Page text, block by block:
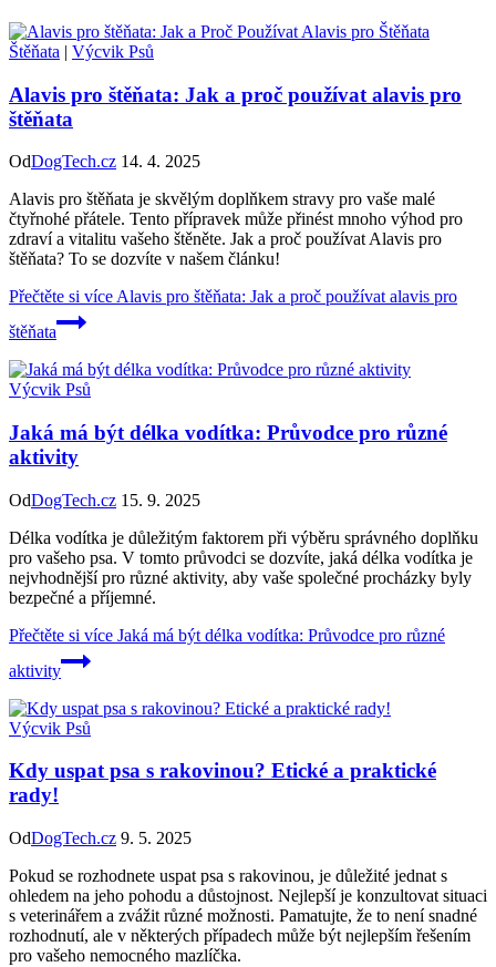
Štěňata | Výcvik Psů
Alavis pro štěňata: Jak a proč používat alavis pro
štěňata
OdDogTech.cz 14. 4. 2025
Alavis pro štěňata je skvělým doplňkem stravy pro vaše malé
čtyřnohé přátele. Tento přípravek může přinést mnoho výhod pro
zdraví a vitalitu vašeho štěněte. Jak a proč používat Alavis pro
štěňata? To se dozvíte v našem článku!
Přečtěte si více Alavis pro štěňata: Jak a proč používat alavis pro
štěňata
Výcvik Psů
Jaká má být délka vodítka: Průvodce pro různé
aktivity
OdDogTech.cz 15. 9. 2025
Délka vodítka je důležitým faktorem při výběru správného doplňku
pro vašeho psa. V tomto průvodci se dozvíte, jaká délka vodítka je
nejvhodnější pro různé aktivity, aby vaše společné procházky byly
bezpečné a příjemné.
Přečtěte si více Jaká má být délka vodítka: Průvodce pro různé
aktivity
Výcvik Psů
Kdy uspat psa s rakovinou? Etické a praktické
rady!
OdDogTech.cz 9. 5. 2025
Pokud se rozhodnete uspat psa s rakovinou, je důležité jednat s
ohledem na jeho pohodu a důstojnost. Nejlepší je konzultovat situaci
s veterinářem a zvážit různé možnosti. Pamatujte, že to není snadné
rozhodnutí, ale v některých případech může být nejlepším řešením
pro vašeho nemocného mazlíčka.